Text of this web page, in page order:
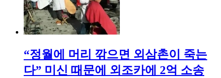
“정월에 머리 깎으면 외삼촌이 죽는
다” 미신 때문에 외조카에 2억 소송